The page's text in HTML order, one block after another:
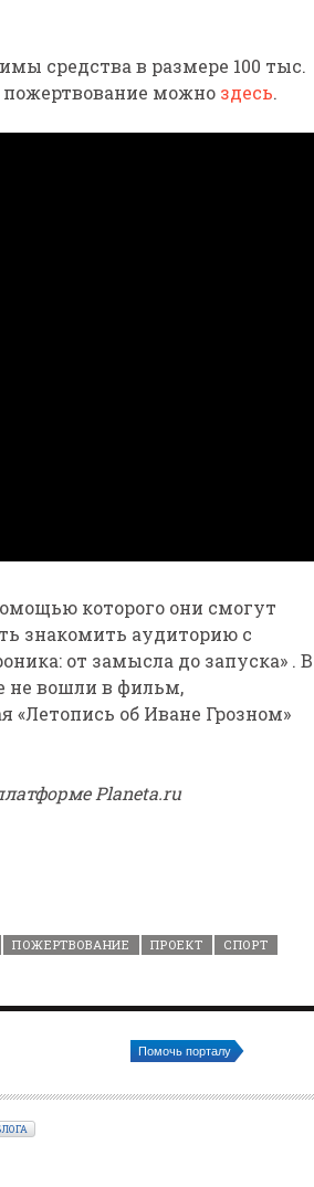
средства в размере 100 тыс.
пожертвование можно здесь.
которого они смогут
знакомить аудиторию с
от замысла до запуска» . В
не вошли в фильм,
«Летопись об Иване Грозном»
Planeta.ru
ПОЖЕРТВОВАНИЕ ПРОЕКТ
СПОРТ
Помочь порталу